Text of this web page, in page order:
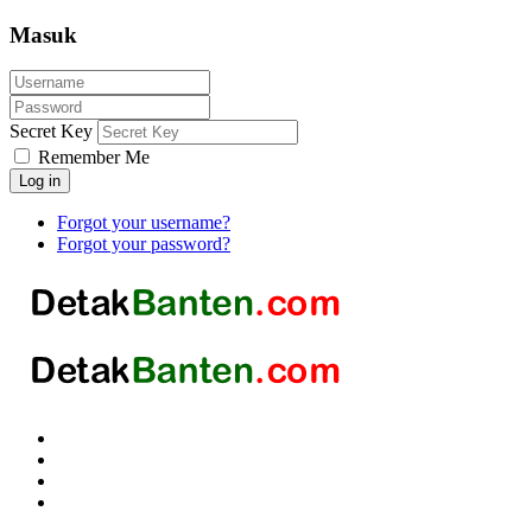
Masuk
Secret Key
Remember Me
Log in
Forgot your username?
Forgot your password?